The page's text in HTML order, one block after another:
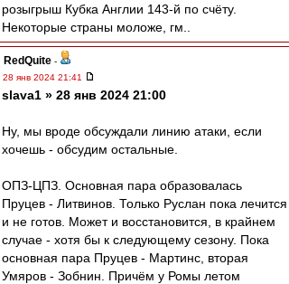
розыгрыш Кубка Англии 143-й по счёту.
Некоторые страны моложе, гм..
RedQuite -
28 янв 2024 21:41
slava1 » 28 янв 2024 21:00
Ну, мы вроде обсуждали линию атаки, если
хочешь - обсудим остальные.
ОПЗ-ЦПЗ. Основная пара образовалась
Пруцев - Литвинов. Только Руслан пока лечится
и не готов. Может и восстановится, в крайнем
случае - хотя бы к следующему сезону. Пока
основная пара Пруцев - Мартинс, вторая
Умяров - Зобнин. Причём у Ромы летом